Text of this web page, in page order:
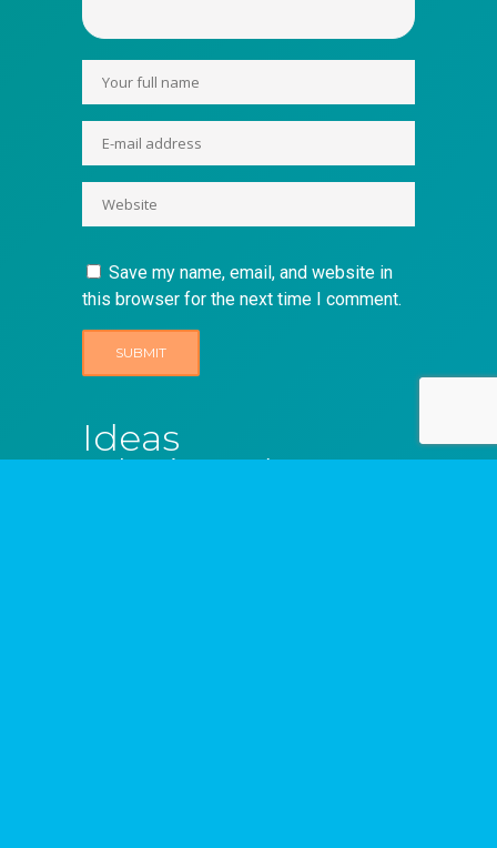
Save my name, email, and website in
this browser for the next time I comment.
Ideas
relacionadas